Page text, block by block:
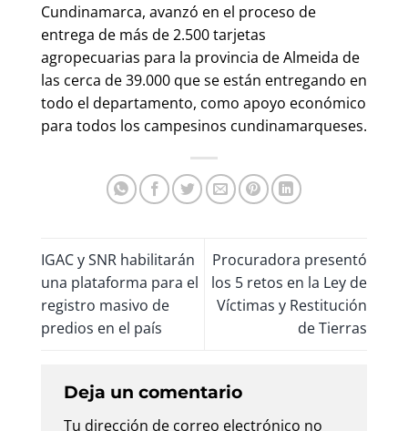
Cundinamarca, avanzó en el proceso de
entrega de más de 2.500 tarjetas
agropecuarias para la provincia de Almeida de
las cerca de 39.000 que se están entregando en
todo el departamento, como apoyo económico
para todos los campesinos cundinamarqueses.
IGAC y SNR habilitarán
una plataforma para el
registro masivo de
predios en el país
Procuradora presentó
los 5 retos en la Ley de
Víctimas y Restitución
de Tierras
Deja un comentario
Tu dirección de correo electrónico no